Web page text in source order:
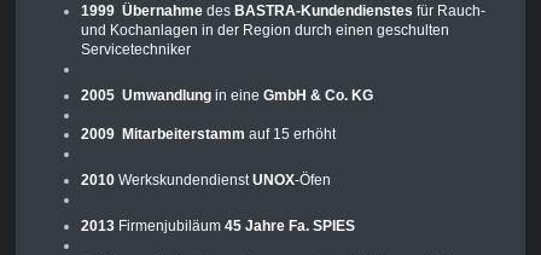
1999 Übernahmedes BASTRA-Kundendienstes für Rauch-
und Kochanlagen in der Region durch einen geschulten
Servicetechniker
2005 Umwandlungin eine GmbH & Co. KG
2009 Mitarbeiterstamm auf 15 erhöht
2010WerkskundendienstUNOX-Öfen
2013Firmenjubiläum 45 Jahre Fa. SPIES